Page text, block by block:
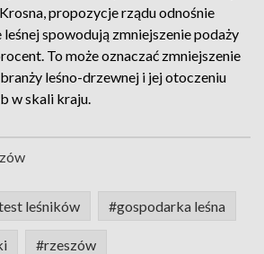
propozycje rządu odnośnie
spowodują zmniejszenie podaży
To może oznaczać zmniejszenie
leśno-drzewnej i jej otoczeniu
w skali kraju.
leśników #gospodarka leśna
#rzeszów